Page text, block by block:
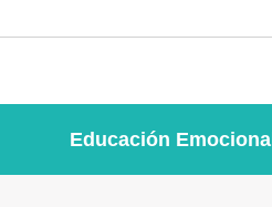
Educación Emocional